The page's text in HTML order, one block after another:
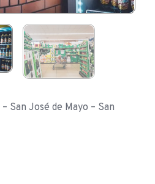
San José de Mayo – San